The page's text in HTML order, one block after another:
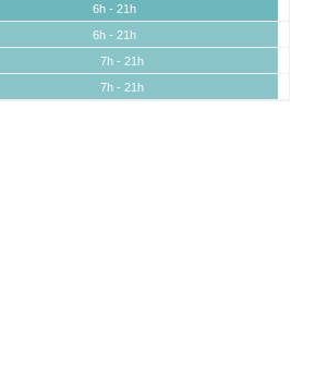
6h - 21h
6h - 21h
7h - 21h
7h - 21h